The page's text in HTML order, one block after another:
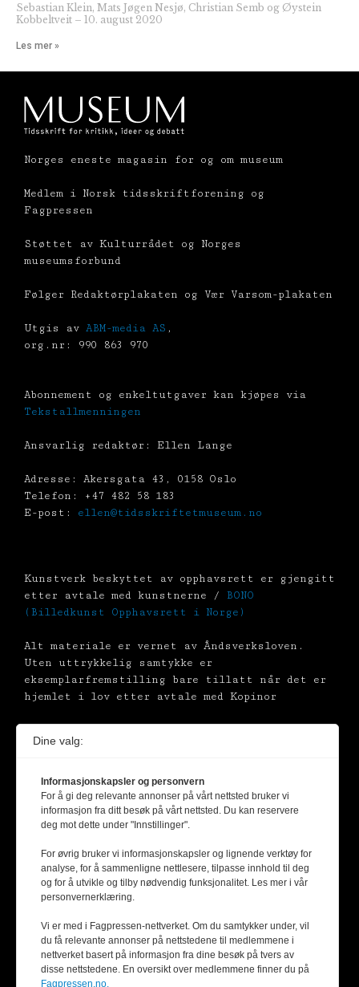
Sebastian Klein, Mats Jøgen Nesjø, Christian Semb og Øystein
Kobbeltveit
10. august 2020
Les mer »
Norges eneste magasin for og om museum
Medlem i Norsk tidsskriftforening og
Fagpressen
Støttet av Kulturrådet og Norges
museumsforbund
Følger Redaktørplakaten og Vær Varsom-plakaten
Utgis av ABM-media AS ,
org.nr: 990 863 970
Abonnement og enkeltutgaver kan kjøpes via
Tekstallmenningen
Ansvarlig redaktør: Ellen Lange
Adresse: Akersgata 43, 0158 Oslo
Telefon: +47 482 58 183
E-post: ellen@tidsskriftetmuseum.no
Kunstverk beskyttet av opphavsrett er gjengitt
etter avtale med kunstnerne / BONO
(Billedkunst Opphavsrett i Norge)
Alt materiale er vernet av Åndsverksloven.
Uten uttrykkelig samtykke er
eksemplarfremstilling bare tillatt når det er
hjemlet i lov etter avtale med Kopinor
Dine valg:
Informasjonskapsler og personvern
For å gi deg relevante annonser på vårt nettsted bruker vi
informasjon fra ditt besøk på vårt nettsted. Du kan reservere
deg mot dette under "Innstillinger".
For øvrig bruker vi informasjonskapsler og lignende verktøy for
analyse, for å sammenligne nettlesere, tilpasse innhold til deg
og for å utvikle og tilby nødvendig funksjonalitet. Les mer i vår
personvernerklæring.
Vi er med i Fagpressen-nettverket. Om du samtykker under, vil
du få relevante annonser på nettstedene til medlemmene i
nettverket basert på informasjon fra dine besøk på tvers av
disse nettstedene. En oversikt over medlemmene finner du på
Fagpressen.no.